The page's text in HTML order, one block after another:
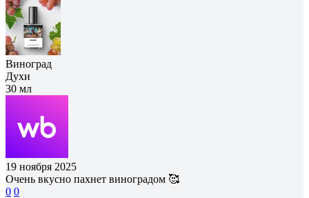
Виноград
Духи
30 мл
19 ноября 2025
Очень вкусно пахнет виноградом 🥰
0 0